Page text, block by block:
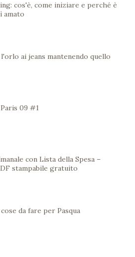
cos'è, come iniziare e perché è
amato
ai jeans mantenendo quello
09 #1
con Lista della Spesa –
stampabile gratuito
da fare per Pasqua